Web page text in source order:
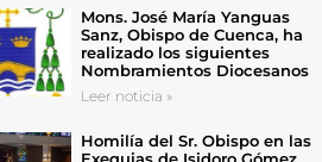
Mons. José María Yanguas
Sanz, Obispo de Cuenca, ha
realizado los siguientes
Nombramientos Diocesanos
Leer noticia »
Homilía del Sr. Obispo en las
Exequias de Isidoro Gómez